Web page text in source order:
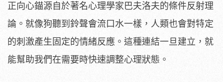
正向心錨源自於著名心理學家巴夫洛夫的條件反射理
論。就像狗聽到鈴聲會流口水一樣，人類也會對特定
的刺激產生固定的情緒反應。這種連結一旦建立，就
能幫助我們在需要時快速調整心理狀態。